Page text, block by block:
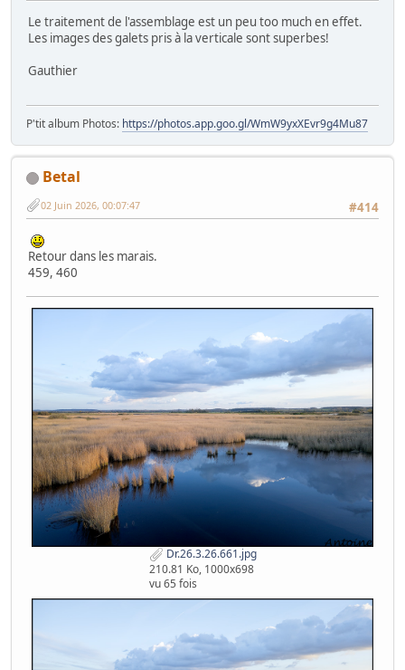
Le traitement de l'assemblage est un peu too much en effet.
Les images des galets pris à la verticale sont superbes!
Gauthier
P'tit album Photos: https://photos.app.goo.gl/WmW9yxXEvr9g4Mu87
Betal
#414
02 Juin 2026, 00:07:47
Retour dans les marais.
459, 460
Dr.26.3.26.661.jpg
210.81 Ko, 1000x698
vu 65 fois